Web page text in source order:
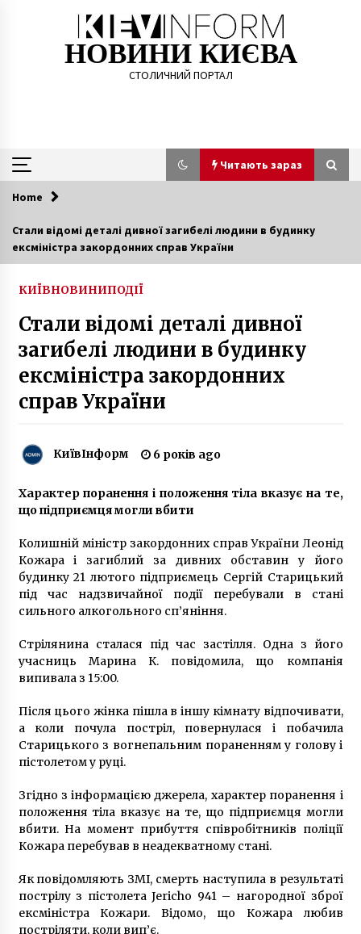
НОВИНИ КИЄВА
СТОЛИЧНИЙ ПОРТАЛ
Читають зараз
Читають зараз
У Києві будівлі старовинного “сухарного
заводу” знесуть повністю під виглядом
реконструкції
6 років ago
Для киян створили карту ремонту теплових
мереж
7 років ago
Парубій пропонує зробити Софію Київську
8 років ago
допомога в доступному та незахищеному
бойовому просторі»
Коензимні та амінокислотні комплекси: коли
та кому потрібні
3 роки ago
Разгерметизировалась незаконная газовая
заправка (Фото)
Масштабный пожар в Чернобыльской зоне
ликвидировали
10 років ago
з’явиться опалення
5 років ago
«Агента Путіна – під суд!»: у Раді з’явився
8 років ago
Twenty One Pilots, Bring Me The Horizon,
Home
Стали відомі деталі дивної загибелі людини в будинку
ексміністра закордонних справ України
КИЇВНОВИНИПОДІЇ
Стали відомі деталі дивної
загибелі людини в будинку
ексміністра закордонних
справ України
КиївІнформ 6 років ago
Характер поранення і положення тіла вказує на те,
що підприємця могли вбити
Колишній міністр закордонних справ України Леонід
Кожара і загиблий за дивних обставин у його
будинку 21 лютого підприємець Сергій Старицький
під час надзвичайної події перебували в стані
сильного алкогольного сп’яніння.
Стрілянина сталася під час застілля. Одна з його
учасниць Марина К. повідомила, що компанія
випивала з 15:00.
Після цього жінка пішла в іншу кімнату відпочивати,
а коли почула постріл, повернулася і побачила
Старицького з вогнепальним пораненням у голову і
пістолетом у руці.
Згідно з інформацією джерела, характер поранення і
положення тіла вказує на те, що підприємця могли
вбити. На момент прибуття співробітників поліції
Кожара перебував в неадекватному стані.
Як повідомляють ЗМІ, смерть наступила в результаті
пострілу з пістолета Jericho 941 – нагородної зброї
ексміністра Кожари. Відомо, що Кожара любив
постріляти, коли вип’є.